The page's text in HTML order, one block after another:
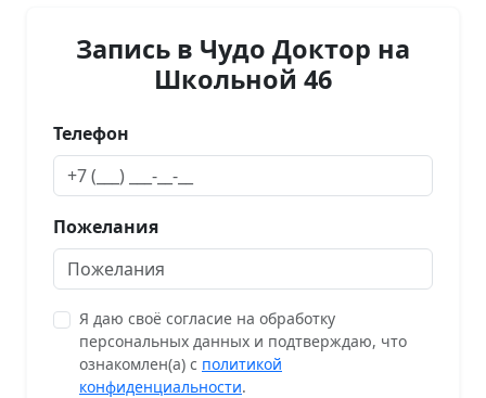
Запись в Чудо Доктор на
Школьной 46
Телефон
Пожелания
Я даю своё согласие на обработку
персональных данных и подтверждаю, что
ознакомлен(а) с политикой
конфиденциальности.